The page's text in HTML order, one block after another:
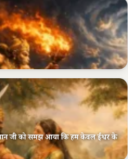
जी को समझ आया कि हम केवल ईश्वर के